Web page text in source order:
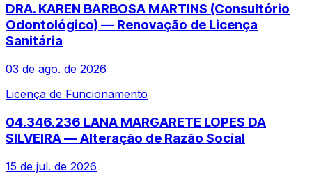
DRA. KAREN BARBOSA MARTINS (Consultório
Odontológico) — Renovação de Licença
Sanitária
03 de ago. de 2026
Licença de Funcionamento
04.346.236 LANA MARGARETE LOPES DA
SILVEIRA — Alteração de Razão Social
15 de jul. de 2026